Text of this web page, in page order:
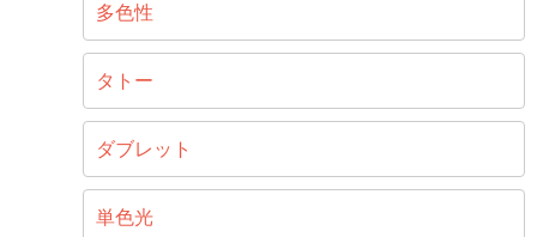
多色性
タトー
ダブレット
単色光